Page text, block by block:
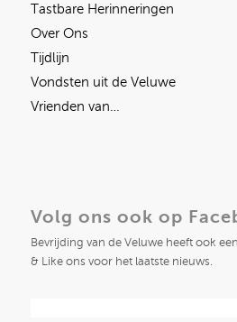
Tastbare Herinneringen
Over Ons
Tijdlijn
Vondsten uit de Veluwe
Vrienden van…
Volg ons ook op
Bevrijding van de Veluwe heeft ook
& Like ons voor het laatste nieuws.